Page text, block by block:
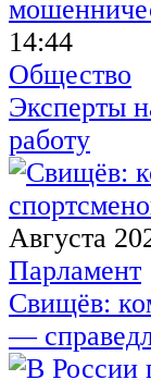
14:44
Общество
Эксперты
работу
Августа
Парламент
Свищёв:
—